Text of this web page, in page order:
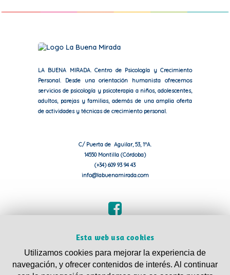
LA BUENA MIRADA. Centro de Psicología y Crecimiento
Personal. Desde una orientación humanista ofrecemos
servicios de psicología y psicoterapia a niños, adolescentes,
adultos, parejas y familias, además de una amplia oferta
de actividades y técnicas de crecimiento personal.
C/ Puerta de Aguilar, 53, 1ºA.
14550 Montilla (Córdoba)
(+34) 609 93 94 43
info@labuenamirada.com
Esta web usa cookies
Utilizamos cookies para mejorar la experiencia de
navegación, y ofrecer contenidos de interés. Al continuar